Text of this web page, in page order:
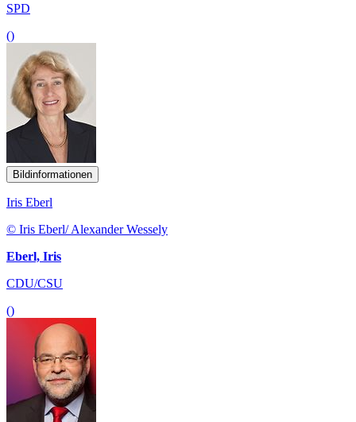
SPD
()
Bildinformationen
Iris Eberl
© Iris Eberl/ Alexander Wessely
Eberl, Iris
CDU/CSU
()